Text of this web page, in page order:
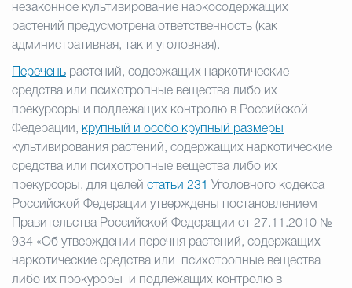
незаконное культивирование наркосодержащих
растений предусмотрена ответственность (как
административная, так и уголовная).
Перечень растений, содержащих наркотические
средства или психотропные вещества либо их
прекурсоры и подлежащих контролю в Российской
Федерации, крупный и особо крупный размеры
культивирования растений, содержащих наркотические
средства или психотропные вещества либо их
прекурсоры, для целей статьи 231
Уголовного кодекса
Российской Федерации утверждены постановлением
Правительства Российской Федерации от 27.11.2010 №
934 «Об утверждении перечня растений, содержащих
наркотические средства или психотропные вещества
либо их прокуроры и подлежащих контролю в